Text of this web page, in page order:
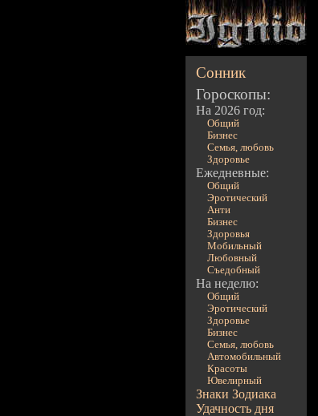
Сонник
Гороскопы:
На 2026 год:
Общий
Бизнес
Семья, любовь
Здоровье
Ежедневные:
Общий
Эротический
Анти
Бизнес
Здоровья
Мобильный
Любовный
Съедобный
На неделю:
Общий
Эротический
Здоровье
Бизнес
Семья, любовь
Автомобильный
Красоты
Ювелирный
Знаки Зодиака
Удачность дня